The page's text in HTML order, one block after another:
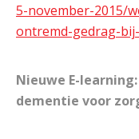
5-november-2015/
ontremd-gedrag-
Nieuwe E-
dementie voor